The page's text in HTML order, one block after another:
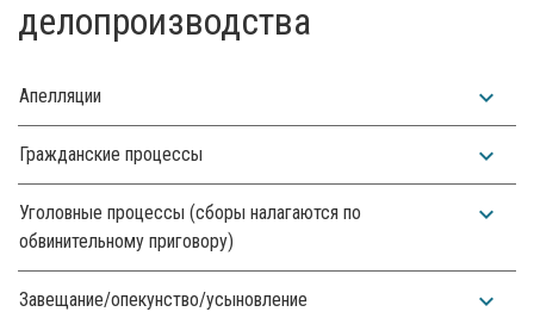
делопроизводства
Апелляции expand_more
Гражданские процессы expand_more
Уголовные процессы (сборы налагаются по
обвинительному приговору)
expand_more
Завещание/опекунство/усыновление expand_more